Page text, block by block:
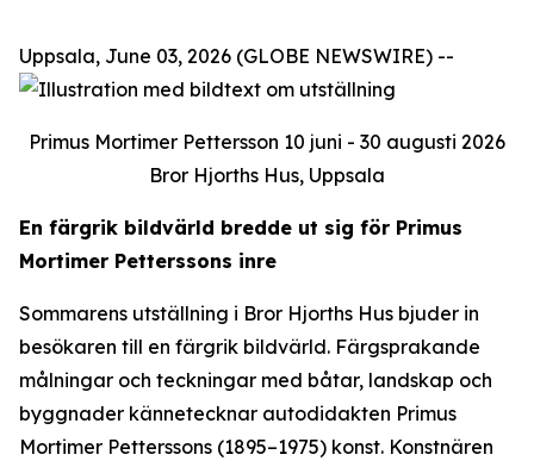
Uppsala, June 03, 2026 (GLOBE NEWSWIRE) --
Primus Mortimer Pettersson 10 juni - 30 augusti 2026
Bror Hjorths Hus, Uppsala
En färgrik bildvärld bredde ut sig för Primus
Mortimer Petterssons inre
Sommarens utställning i Bror Hjorths Hus bjuder in
besökaren till en färgrik bildvärld. Färgsprakande
målningar och teckningar med båtar, landskap och
byggnader kännetecknar autodidakten Primus
Mortimer Petterssons (1895–1975) konst. Konstnären